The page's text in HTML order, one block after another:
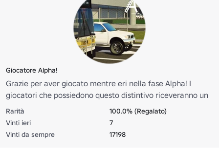
Giocatore Alpha!
Grazie per aver giocato mentre eri nella fase Alpha! I
giocatori che possiedono questo distintivo riceveranno un
regalo quando West Oahu, HI esce dalle fasi Alpha! Questo
badge è stato attivo dal rilascio dell'aggiornamento V1.09,
quindi le persone che hanno visitato prima non hanno
ricevuto questo badge.
Rarità
100.0% (Regalato)
Vinti ieri
7
Vinti da sempre
17198